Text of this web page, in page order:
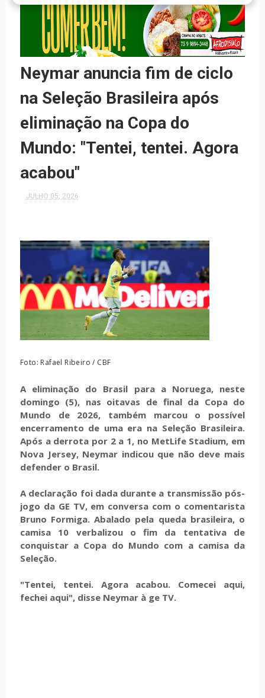
Neymar anuncia fim de ciclo
na Seleção Brasileira após
eliminação na Copa do
Mundo: "Tentei, tentei. Agora
acabou"
JULHO 05, 2026
Foto: Rafael Ribeiro / CBF
A eliminação do Brasil para a Noruega, neste
domingo (5), nas oitavas de final da Copa do
Mundo de 2026, também marcou o possível
encerramento de uma era na Seleção Brasileira.
Após a derrota por 2 a 1, no MetLife Stadium, em
Nova Jersey, Neymar indicou que não deve mais
defender o Brasil.
A declaração foi dada durante a transmissão pós-
jogo da GE TV, em conversa com o comentarista
Bruno Formiga. Abalado pela queda brasileira, o
camisa 10 verbalizou o fim da tentativa de
conquistar a Copa do Mundo com a camisa da
Seleção.
"Tentei, tentei. Agora acabou. Comecei aqui,
fechei aqui", disse Neymar à ge TV.